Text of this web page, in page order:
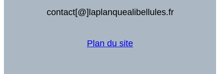
contact[@]laplanquealibellules.fr
Plan du site